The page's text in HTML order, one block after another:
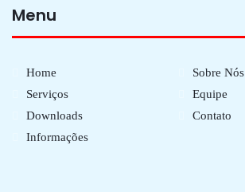
Menu
Home
Sobre Nós
Serviços
Equipe
Downloads
Contato
Informações